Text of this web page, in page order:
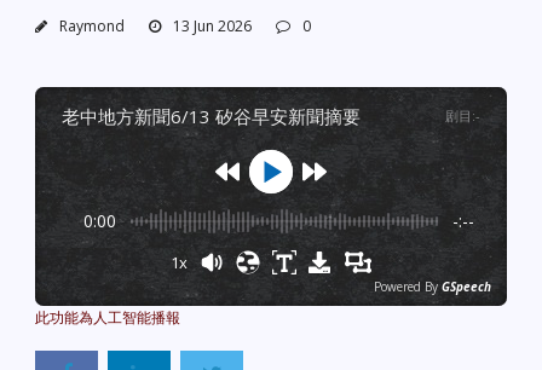
Raymond 13 Jun 2026 0
老中地方新聞6/13 矽谷早安新聞摘要 剧目 :-
0:00 -:--
1x
Powered By GSpeech